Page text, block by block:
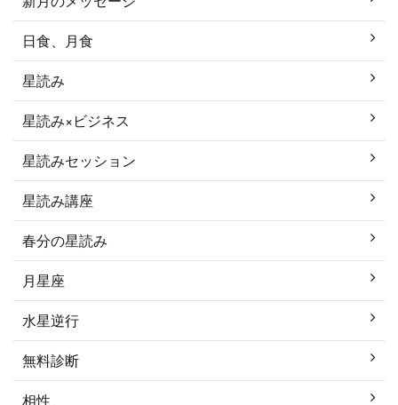
日食、月食
星読み
星読み×ビジネス
星読みセッション
星読み講座
春分の星読み
月星座
水星逆行
無料診断
相性